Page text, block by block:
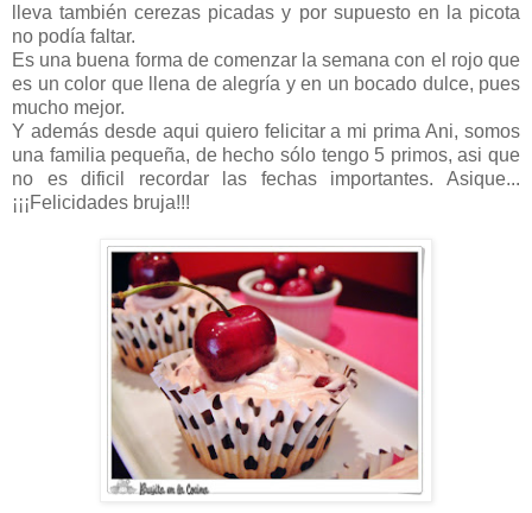
lleva también cerezas picadas y por supuesto en la picota
no podía faltar.
Es una buena forma de comenzar la semana con el rojo que
es un color que llena de alegría y en un bocado dulce, pues
mucho mejor.
Y además desde aqui quiero felicitar a mi prima Ani, somos
una familia pequeña, de hecho sólo tengo 5 primos, asi que
no es dificil recordar las fechas importantes. Asique...
¡¡¡Felicidades bruja!!!